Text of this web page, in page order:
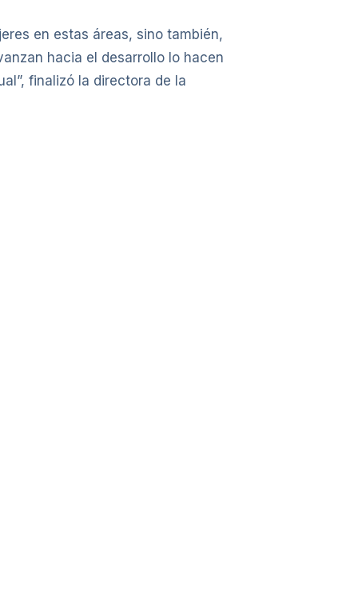
en estas áreas, sino también,
hacia el desarrollo lo hacen
finalizó la directora de la